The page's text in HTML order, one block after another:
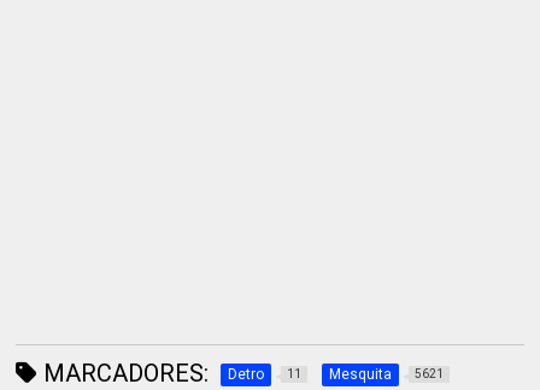
MARCADORES: Detro 11 Mesquita 5621